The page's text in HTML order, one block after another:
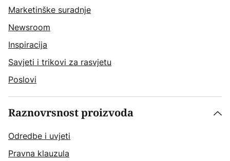
Marketinške suradnje
Newsroom
Inspiracija
Savjeti i trikovi za rasvjetu
Poslovi
Raznovrsnost proizvoda
Odredbe i uvjeti
Pravna klauzula